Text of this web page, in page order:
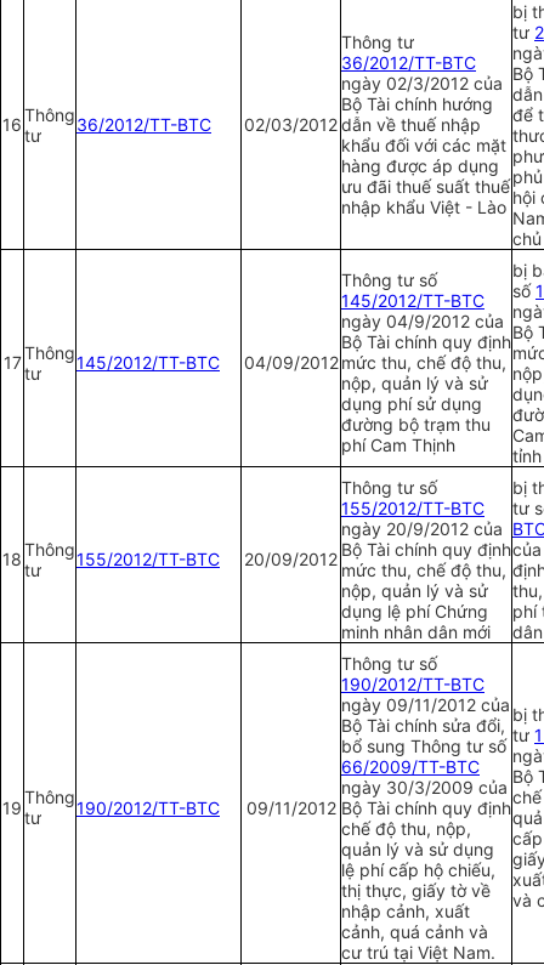
16Thông
tư
36/2012/TT-BTC 02/03/2012
Thông tư
36/2012/TT-BTC
ngày 02/3/2012 của
Bộ Tài chính hướng
dẫn về thuế nhập
khẩu đối với các mặt
hàng được áp dụng
ưu đãi thuế suất thuế
nhập khẩu Việt - Lào
bị
tư
Bộ
để
hội
17Thông
tư
145/2012/TT-BTC 04/09/2012
Thông tư số
145/2012/TT-BTC
ngày 04/9/2012 của
Bộ Tài chính quy định
mức thu, chế độ thu,
nộp, quản lý và sử
dụng phí sử dụng
đường bộ trạm thu
phí Cam Thịnh
bị
số1
Bộ
18Thông
tư
155/2012/TT-BTC 20/09/2012
Thông tư số
155/2012/TT-BTC
ngày 20/9/2012 của
Bộ Tài chính quy định
mức thu, chế độ thu,
nộp, quản lý và sử
dụng lệ phí Chứng
minh nhân dân mới
bị
tư
phí
dân
19
Thông
tư
190/2012/TT-BTC 09/11/2012
Thông tư số
190/2012/TT-BTC
ngày 09/11/2012 của
Bộ Tài chính sửa đổi,
bổ sung Thông tư số
66/2009/TT-BTC
ngày 30/3/2009 của
Bộ Tài chính quy định
chế độ thu, nộp,
quản lý và sử dụng
lệ phí cấp hộ chiếu,
thị thực, giấy tờ về
nhập cảnh, xuất
cảnh, quá cảnh và
cư trú tại Việt Nam.
bị
tư 1
Bộ
và